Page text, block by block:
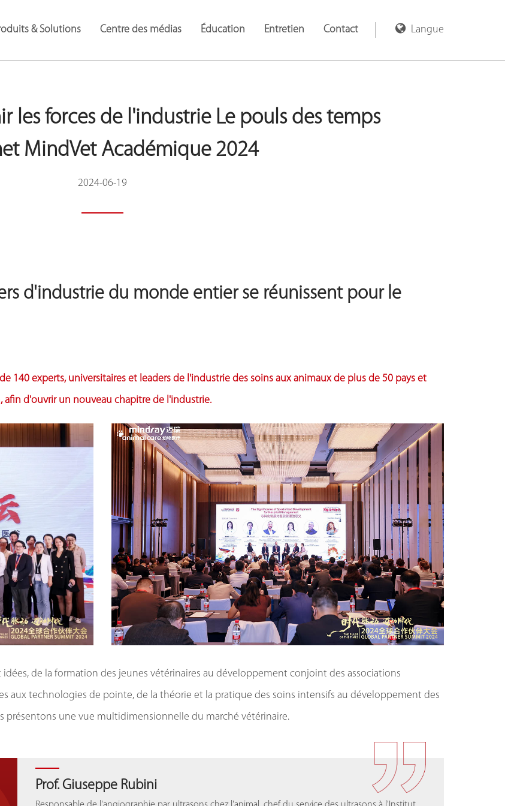
& Solutions Centre des médias Éducation Entretien Contact Langue
les forces de l'industrie Le pouls des temps
MindVet Académique 2024
2024-06-19
d'industrie du monde entier se réunissent pour le
140 experts, universitaires et leaders de l'industrie des soins aux animaux de plus de 50 pays et
afin d'ouvrir un nouveau chapitre de l'industrie.
de la formation des jeunes vétérinaires au développement conjoint des associations
aux technologies de pointe, de la théorie et la pratique des soins intensifs au développement des
présentons une vue multidimensionnelle du marché vétérinaire.
Dr. Lai Xiaoyun
Dr. João Pereira de Araújo
Prof. Giuseppe Rubini
Kittipong Tachampa
Dr. Lai Xiaoyun
Dr. João Pereira de Araújo